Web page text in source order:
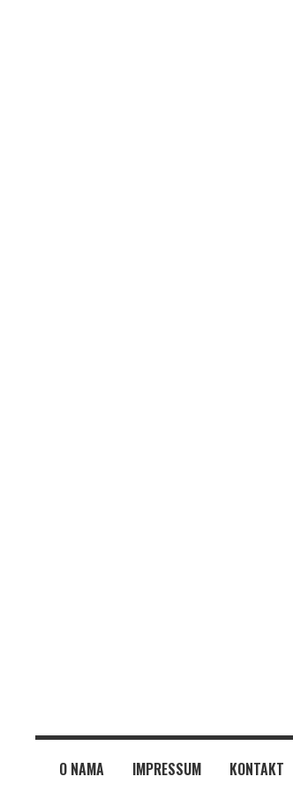
O NAMA IMPRESSUM KONTAKT